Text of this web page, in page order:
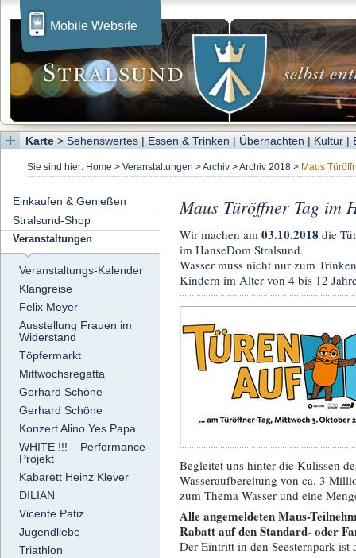
Mobile Website
Karte > Sehenswertes | Essen & Trinken | Übernachten | Kultur |
Sie sind hier: Home > Veranstaltungen >Archiv >Archiv 2018 > Maus
Einkaufen & Genießen
Stralsund-Shop
Veranstaltungen
Veranstaltungs-Kalender
Klangreise
Felix Meyer
Ausstellung Frauen im
Widerstand
Töpfermarkt
Mittwochsregatta
Gerhard Schöne
Gerhard Schöne
Konzert Alino Yes Papa
WHITE !!! – Performance-
Projekt
Kabarett Heinz Klever
DILIAN
Vicente Patiz
Jugendliebe
Triathlon
Maus Türöffner Tag im
Wir machen am 03.10.2018 die
im HanseDom Stralsund.
Wasser muss nicht nur zum
Kindern im Alter von 4 bis 12
Begleitet uns hinter die Kulissen
Wasseraufbereitung von ca. 3
zum Thema Wasser und eine
Alle angemeldeten Maus-
Rabatt auf den Standard- oder
Der Eintritt in den Seesternpark